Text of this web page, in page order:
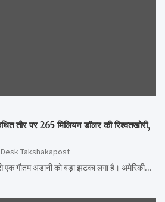
तौर पर 265 मिलियन डॉलर की रिश्वतखोरी,
Desk Takshakapost
एक गौतम अडानी को बड़ा झटका लगा है। अमेरिकी…